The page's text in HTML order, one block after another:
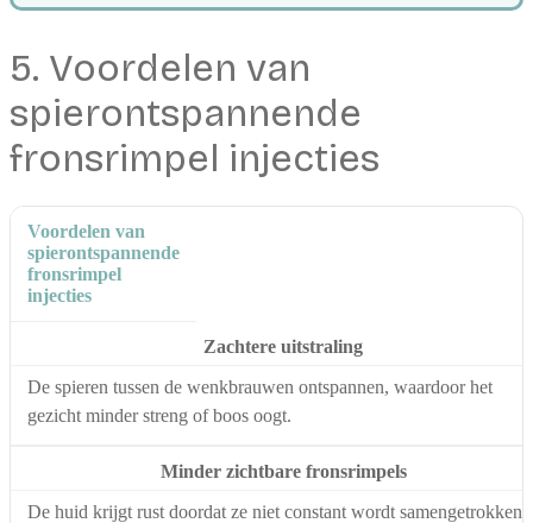
5. Voordelen van
spierontspannende
fronsrimpel injecties
Voordelen van
spierontspannende
fronsrimpel
injecties
Zachtere uitstraling
De spieren tussen de wenkbrauwen ontspannen, waardoor het
gezicht minder streng of boos oogt.
Minder zichtbare fronsrimpels
De huid krijgt rust doordat ze niet constant wordt samengetrokken,